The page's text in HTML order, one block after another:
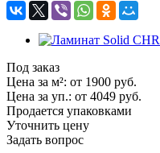
Под заказ
Цена за м²: от 1900 руб.
Цена за уп.: от 4049 руб.
Продается упаковками
Уточнить цену
Задать вопрос